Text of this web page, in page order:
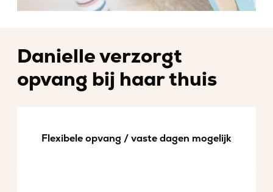
Danielle verzorgt
opvang bij haar thuis
Flexibele opvang / vaste dagen mogelijk